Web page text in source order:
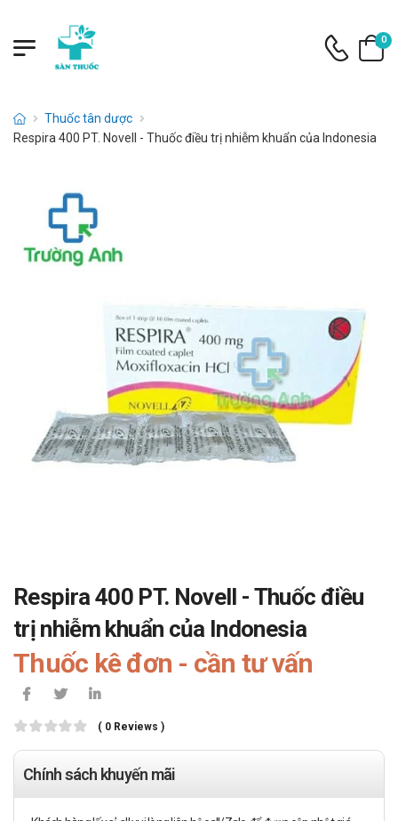
0
Thuốc tân dược
Respira 400 PT. Novell - Thuốc điều trị nhiễm khuẩn của Indonesia
Respira 400 PT. Novell - Thuốc điều
trị nhiễm khuẩn của Indonesia
Thuốc kê đơn - cần tư vấn
( 0 Reviews )
Chính sách khuyến mãi